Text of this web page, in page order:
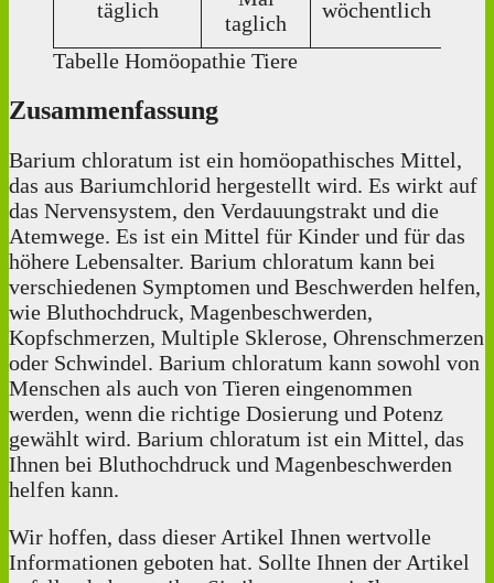
täglich
taglich
wöchentlich
Tabelle Homöopathie Tiere
Zusammenfassung
Barium chloratum ist ein homöopathisches Mittel,
das aus Bariumchlorid hergestellt wird. Es wirkt auf
das Nervensystem, den Verdauungstrakt und die
Atemwege. Es ist ein Mittel für Kinder und für das
höhere Lebensalter. Barium chloratum kann bei
verschiedenen Symptomen und Beschwerden helfen,
wie Bluthochdruck, Magenbeschwerden,
Kopfschmerzen, Multiple Sklerose, Ohrenschmerzen
oder Schwindel. Barium chloratum kann sowohl von
Menschen als auch von Tieren eingenommen
werden, wenn die richtige Dosierung und Potenz
gewählt wird. Barium chloratum ist ein Mittel, das
Ihnen bei Bluthochdruck und Magenbeschwerden
helfen kann.
Wir hoffen, dass dieser Artikel Ihnen wertvolle
Informationen geboten hat. Sollte Ihnen der Artikel